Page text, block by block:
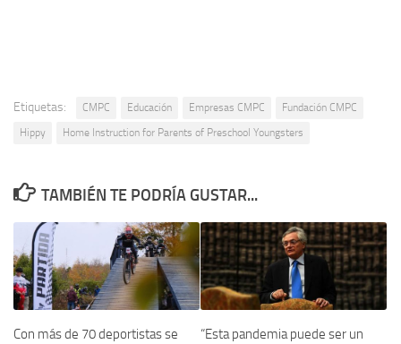
Etiquetas: CMPC Educación Empresas CMPC
Fundación CMPC
Hippy
Home Instruction for Parents of Preschool Youngsters
TAMBIÉN TE PODRÍA GUSTAR...
Con más de 70 deportistas se
“Esta pandemia puede ser un